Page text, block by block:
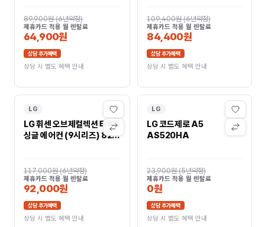
89,900원(6년약정)
제휴카드 적용 월 렌탈료
64,900원
상담 추가혜택
상담 시 별도 혜택 안내
109,400원(6년약정)
제휴카드 적용 월 렌탈료
84,400원
상담 추가혜택
상담 시 별도 혜택 안내
LG
LG 휘센 오브제컬렉션 타워I
싱글 에어컨 (9시리즈) 82
117,000원(6년약정)
제휴카드 적용 월 렌탈료
92,000원
상담 추가혜택
상담 시 별도 혜택 안내
LG
LG 코드제로 A5
AS520HA
23,900원(5년약정)
제휴카드 적용 월 렌탈료
0원
상담 추가혜택
상담 시 별도 혜택 안내